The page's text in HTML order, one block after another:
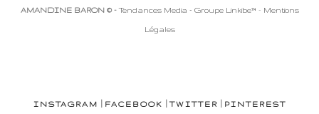
AMANDINE BARON © -Tendances Media - Groupe Linkibe™ - Mentions
Légales
INSTAGRAM FACEBOOK |TWITTER PINTEREST